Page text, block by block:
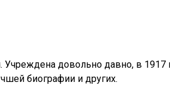
довольно давно, в 1917
биографии и других.